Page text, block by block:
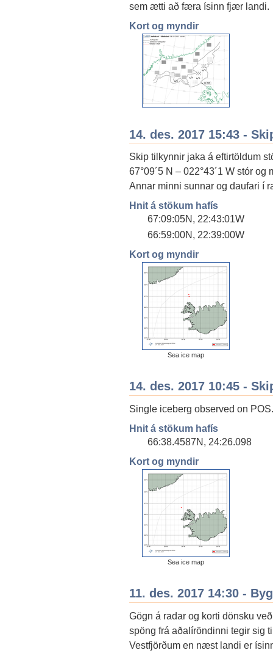
sem ætti að færa ísinn fjær landi.
Kort og myndir
14. des. 2017 15:43 -
Skip tilkynnir jaka á eftirtöldum
67°09´5 N – 022°43´1 W stór
Annar minni sunnar og daufari í
Hnit á stökum hafís
67:09:05N, 22:43:01W
66:59:00N, 22:39:00W
Kort og myndir
Sea ice map
14. des. 2017 10:45 -
Single iceberg observed on
Hnit á stökum hafís
66:38.4587N, 24:26.098
Kort og myndir
Sea ice map
11. des. 2017 14:30 -
Gögn á radar og korti dönsku
spöng frá aðalíröndinni tegir sig
Vestfjörðum en næst landi er